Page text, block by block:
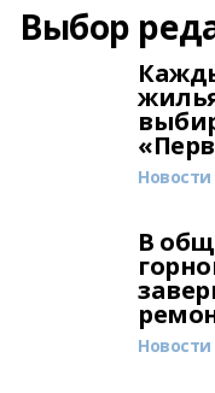
Выбор
Новости
В
Новости